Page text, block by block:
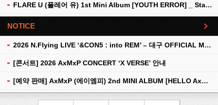
FLARE U (플레어 유) 1st Mini Album [YOUTH ERROR] _ Stationery Kit Ver.
NOTICE
2026 N.Flying LIVE ‘&CON5 : into REM’ – 대구 OFFICIAL MD 현장 판매 안내
[콘서트] 2026 AxMxP CONCERT ‘X VERSE’ 안내
[예약 판매] AxMxP (에이엠피) 2nd MINI ALBUM [HELLO AxMxP] 예약 판매 안내
더보기